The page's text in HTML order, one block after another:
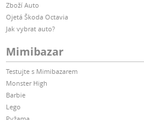
Zboží Auto
Ojetá Škoda Octavia
Jak vybrat auto?
Mimibazar
Testujte s Mimibazarem
Monster High
Barbie
Lego